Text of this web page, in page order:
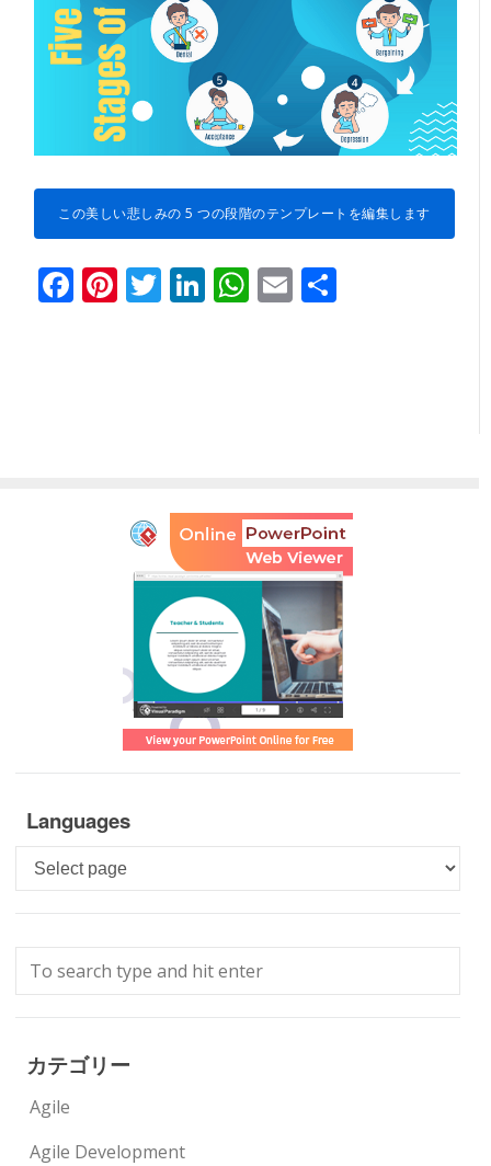
この美しい悲しみの 5 つの段階のテンプレートを編集します
Facebook
Pinterest
Twitter
LinkedIn
WhatsApp
Email
Languages
Languages
カテゴリー
Agile
Agile Development